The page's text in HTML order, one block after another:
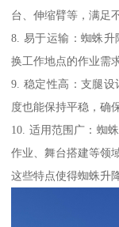
台、伸缩臂等，满足
8. 易于运输：蜘蛛
换工作地点的作业需求
9. 稳定性高：支腿
度也能保持平稳，确
10. 适用范围广：蜘
作业、舞台搭建等领
这些特点使得蜘蛛升